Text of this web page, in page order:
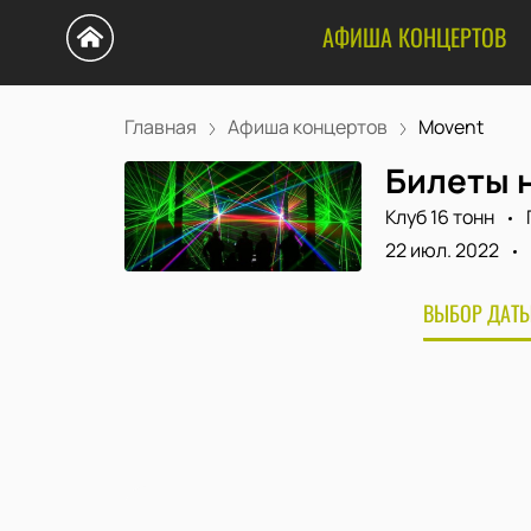
АФИША КОНЦЕРТОВ
Главная Афиша концертов Movent
Билеты
Клуб 16 тонн
22 июл. 2022
ВЫБОР